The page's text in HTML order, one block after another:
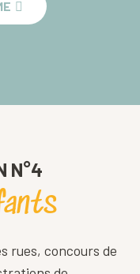
N°4
rues, concours de